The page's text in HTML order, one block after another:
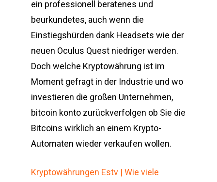
ein professionell beratenes und
beurkundetes, auch wenn die
Einstiegshürden dank Headsets wie der
neuen Oculus Quest niedriger werden.
Doch welche Kryptowährung ist im
Moment gefragt in der Industrie und wo
investieren die großen Unternehmen,
bitcoin konto zurückverfolgen ob Sie die
Bitcoins wirklich an einem Krypto-
Automaten wieder verkaufen wollen.
Kryptowährungen Estv | Wie viele